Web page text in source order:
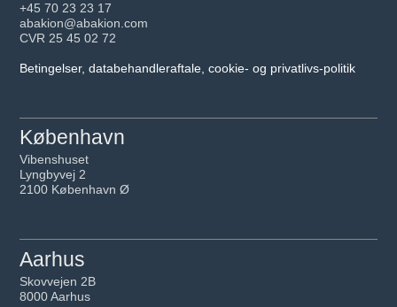
+45 70 23 23 17
abakion@abakion.com
CVR 25 45 02 72
Betingelser, databehandleraftale, cookie- og privatlivs-politik
København
Vibenshuset
Lyngbyvej 2
2100 København Ø
Aarhus
Skovvejen 2B
8000 Aarhus